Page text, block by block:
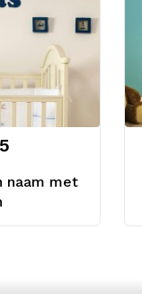
naam met